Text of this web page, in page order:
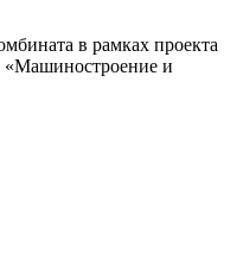
в рамках проекта
«Машиностроение и